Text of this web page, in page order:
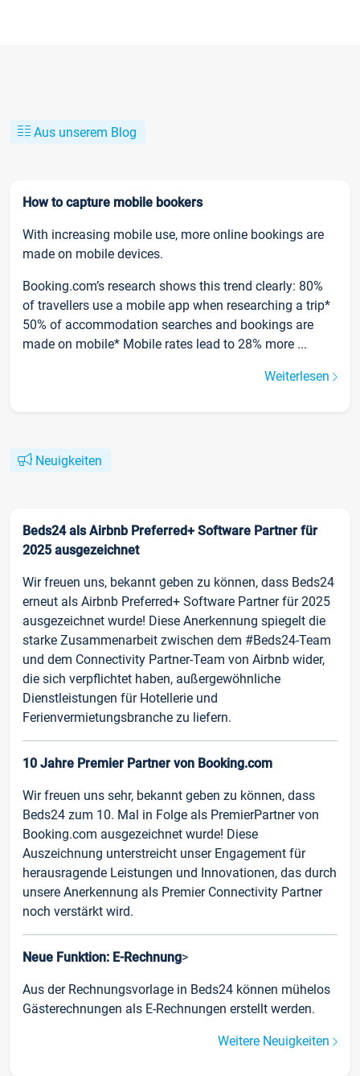
Aus unserem Blog
How to capture mobile bookers
With increasing mobile use, more online bookings are
made on mobile devices.
Booking.com’s research shows this trend clearly: 80%
of travellers use a mobile app when researching a trip*
50% of accommodation searches and bookings are
made on mobile* Mobile rates lead to 28% more ...
Weiterlesen
Neuigkeiten
Beds24 als Airbnb Preferred+ Software Partner für
2025 ausgezeichnet
Wir freuen uns, bekannt geben zu können, dass Beds24
erneut als Airbnb Preferred+ Software Partner für 2025
ausgezeichnet wurde! Diese Anerkennung spiegelt die
starke Zusammenarbeit zwischen dem #Beds24-Team
und dem Connectivity Partner-Team von Airbnb wider,
die sich verpflichtet haben, außergewöhnliche
Dienstleistungen für Hotellerie und
Ferienvermietungsbranche zu liefern.
10 Jahre Premier Partner von Booking.com
Wir freuen uns sehr, bekannt geben zu können, dass
Beds24 zum 10. Mal in Folge als PremierPartner von
Booking.com ausgezeichnet wurde! Diese
Auszeichnung unterstreicht unser Engagement für
herausragende Leistungen und Innovationen, das durch
unsere Anerkennung als Premier Connectivity Partner
noch verstärkt wird.
Neue Funktion: E-Rechnung>
Aus der Rechnungsvorlage in Beds24 können mühelos
Gästerechnungen als E-Rechnungen erstellt werden.
Weitere Neuigkeiten